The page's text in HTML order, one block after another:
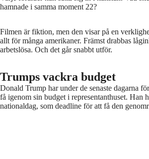
hamnade i samma moment 22?
Filmen är fiktion, men den visar på en
allt för många amerikaner. Främst drabbas
arbetslösa. Och det går snabbt utför.
Trumps vackra budget
Donald Trump har under de senaste dagarna
få igenom sin budget i representanthuset. Han
nationaldag, som deadline för att få den